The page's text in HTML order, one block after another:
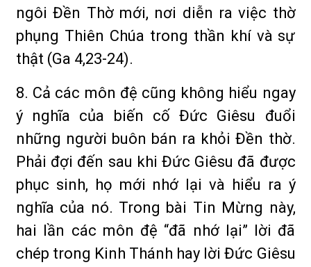
ngôi Đền Thờ mới, nơi diễn ra việc thờ
phụng Thiên Chúa trong thần khí và sự
thật (Ga 4,23-24).
8. Cả các môn đệ cũng không hiểu ngay
ý nghĩa của biến cố Đức Giêsu đuổi
những người buôn bán ra khỏi Đền thờ.
Phải đợi đến sau khi Đức Giêsu đã được
phục sinh, họ mới nhớ lại và hiểu ra ý
nghĩa của nó. Trong bài Tin Mừng này,
hai lần các môn đệ “đã nhớ lại” lời đã
chép trong Kinh Thánh hay lời Đức Giêsu